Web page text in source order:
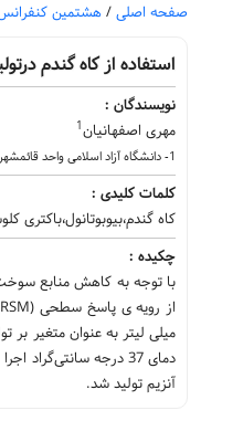
صفحه اصلی / هشتمین کنفرانس
استفاده از کاه گندم
نویسندگان :
مهری اصفهانیان1
1- دانشگاه آزاد اسلامی واحد قائمشهر
کلمات کلیدی :
کاه گندم،بیوبوتانول،‌باکتری
چکیده :
با توجه به کاهش منابع
آنزیم تولید شد.